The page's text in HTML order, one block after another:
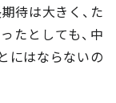
待は大きく、た
たとしても、中
にはならないの